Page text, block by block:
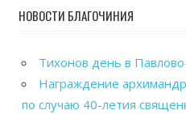
НОВОСТИ БЛАГОЧИНИЯ
Тихонов день в
Награждение
по случаю 40-летия